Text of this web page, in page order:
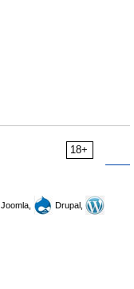
18+
Joomla,
Drupal,